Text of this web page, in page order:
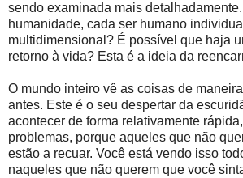
sendo examinada mais
humanidade, cada ser humano
multidimensional? É possível que haja
retorno à vida? Esta é a ideia da
O mundo inteiro vê as coisas de
antes. Este é o seu despertar da
acontecer de forma relativamente
problemas, porque aqueles que não
estão a recuar. Você está vendo isso
naqueles que não querem que você